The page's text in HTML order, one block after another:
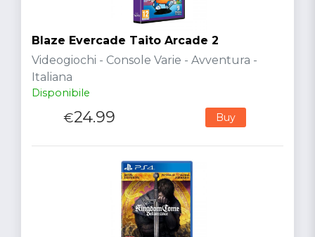
Blaze Evercade Taito Arcade 2
Videogiochi - Console Varie - Avventura -
Italiana
Disponibile
€24.99 Buy